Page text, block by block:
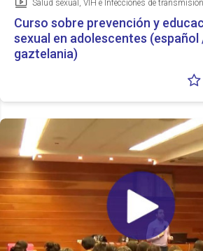
Vídeo
Salud sexual, VIH e Infecciones de
Curso sobre prevención y
sexual en adolescentes (español
gaztelania)